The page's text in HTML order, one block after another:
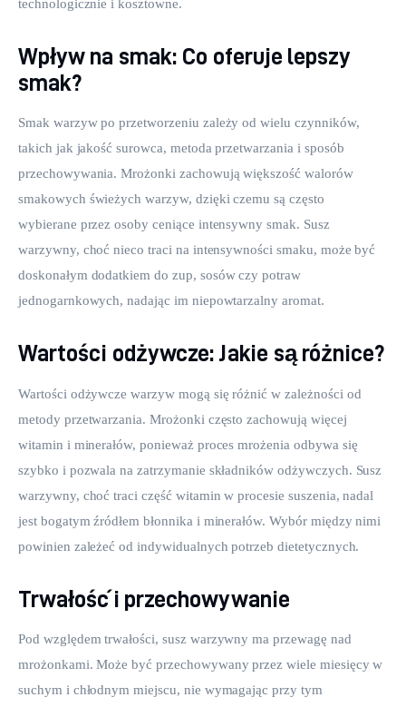
technologicznie i kosztowne.
Wpływ na smak: Co oferuje lepszy
smak?
Smak warzyw po przetworzeniu zależy od wielu czynników,
takich jak jakość surowca, metoda przetwarzania i sposób
przechowywania. Mrożonki zachowują większość walorów
smakowych świeżych warzyw, dzięki czemu są często
wybierane przez osoby ceniące intensywny smak. Susz
warzywny, choć nieco traci na intensywności smaku, może być
doskonałym dodatkiem do zup, sosów czy potraw
jednogarnkowych, nadając im niepowtarzalny aromat.
Wartości odżywcze: Jakie są różnice?
Wartości odżywcze warzyw mogą się różnić w zależności od
metody przetwarzania. Mrożonki często zachowują więcej
witamin i minerałów, ponieważ proces mrożenia odbywa się
szybko i pozwala na zatrzymanie składników odżywczych. Susz
warzywny, choć traci część witamin w procesie suszenia, nadal
jest bogatym źródłem błonnika i minerałów. Wybór między nimi
powinien zależeć od indywidualnych potrzeb dietetycznych.
Trwałość i przechowywanie
Pod względem trwałości, susz warzywny ma przewagę nad
mrożonkami. Może być przechowywany przez wiele miesięcy w
suchym i chłodnym miejscu, nie wymagając przy tym